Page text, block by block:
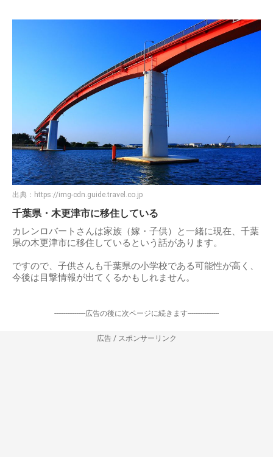
出典： https://img-cdn.guide.travel.co.jp
千葉県・木更津市に移住している
カレンロバートさんは家族（嫁・子供）と一緒に現在、千葉
県の木更津市に移住しているという話があります。
ですので、子供さんも千葉県の小学校である可能性が高く、
今後は目撃情報が出てくるかもしれません。
-----------------広告の後に次ページに続きます-----------------
広告 / スポンサーリンク